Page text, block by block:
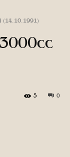
(14.10.1991)
0
5